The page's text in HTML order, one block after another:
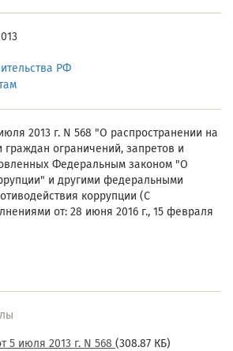
РФ
2013 г. N 568 "О распространении на
граждан ограничений, запретов и
Федеральным законом "О
и другими федеральными
коррупции (С
от: 28 июня 2016 г., 15 февраля
5 июля 2013 г. N 568 (308.87 КБ)